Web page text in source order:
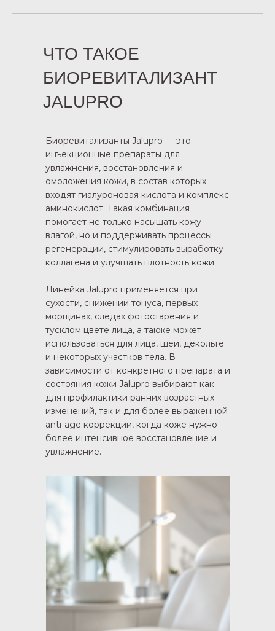
ЧТО ТАКОЕ
БИОРЕВИТАЛИЗАНТ
JALUPRO
Биоревитализанты Jalupro — это
инъекционные препараты для
увлажнения, восстановления и
омоложения кожи, в состав которых
входят гиалуроновая кислота и комплекс
аминокислот. Такая комбинация
помогает не только насыщать кожу
влагой, но и поддерживать процессы
регенерации, стимулировать выработку
коллагена и улучшать плотность кожи.
Линейка Jalupro применяется при
сухости, снижении тонуса, первых
морщинах, следах фотостарения и
тусклом цвете лица, а также может
использоваться для лица, шеи, декольте
и некоторых участков тела. В
зависимости от конкретного препарата и
состояния кожи Jalupro выбирают как
для профилактики ранних возрастных
изменений, так и для более выраженной
anti-age коррекции, когда коже нужно
более интенсивное восстановление и
увлажнение.